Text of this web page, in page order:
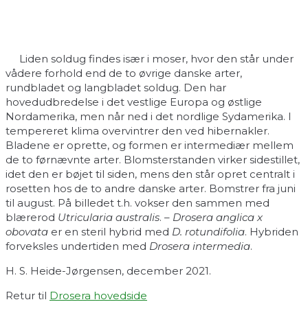
Liden soldug findes især i moser, hvor den står under
vådere forhold end de to øvrige danske arter,
rundbladet og langbladet soldug. Den har
hovedudbredelse i det vestlige Europa og østlige
Nordamerika, men når ned i det nordlige Sydamerika. I
tempereret klima overvintrer den ved hibernakler.
Bladene er oprette, og formen er intermediær mellem
de to førnævnte arter. Blomsterstanden virker sidestillet,
idet den er bøjet til siden, mens den står opret centralt i
rosetten hos de to andre danske arter. Bomstrer fra juni
til august. På billedet t.h. vokser den sammen med
blærerod Utricularia australis. – Drosera anglica x
obovata er en steril hybrid med D. rotundifolia. Hybriden
forveksles undertiden med Drosera intermedia.
H. S. Heide-Jørgensen, december 2021.
Retur til Drosera hovedside